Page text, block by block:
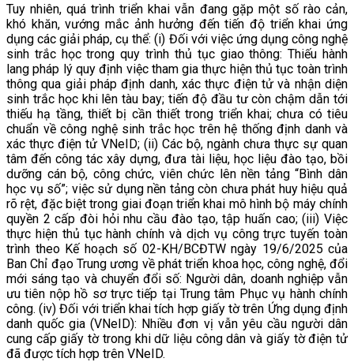
Tuy nhiên, quá trình triển khai vẫn đang gặp một số rào cản,
khó khăn, vướng mắc ảnh hưởng đến tiến độ triển khai ứng
dụng các giải pháp, cụ thể: (i) Đối với việc ứng dụng công nghệ
sinh trắc học trong quy trình thủ tục giao thông: Thiếu hành
lang pháp lý quy định việc tham gia thực hiện thủ tục toàn trình
thông qua giải pháp định danh, xác thực điện tử và nhận diện
sinh trắc học khi lên tàu bay; tiến độ đầu tư còn chậm dẫn tới
thiếu hạ tầng, thiết bị cần thiết trong triển khai; chưa có tiêu
chuẩn về công nghệ sinh trắc học trên hệ thống định danh và
xác thực điện tử VNeID; (ii) Các bộ, ngành chưa thực sự quan
tâm đến công tác xây dựng, đưa tài liệu, học liệu đào tạo, bồi
dưỡng cán bộ, công chức, viên chức lên nền tảng “Bình dân
học vụ số”; việc sử dụng nền tảng còn chưa phát huy hiệu quả
rõ rệt, đặc biệt trong giai đoạn triển khai mô hình bộ máy chính
quyền 2 cấp đòi hỏi nhu cầu đào tạo, tập huấn cao; (iii) Việc
thực hiện thủ tục hành chính và dịch vụ công trực tuyến toàn
trình theo Kế hoạch số 02-KH/BCĐTW ngày 19/6/2025 của
Ban Chỉ đạo Trung ương về phát triển khoa học, công nghệ, đổi
mới sáng tạo và chuyển đổi số: Người dân, doanh nghiệp vẫn
ưu tiên nộp hồ sơ trực tiếp tại Trung tâm Phục vụ hành chính
công. (iv) Đối với triển khai tích hợp giấy tờ trên Ứng dụng định
danh quốc gia (VNeID): Nhiều đơn vị vẫn yêu cầu người dân
cung cấp giấy tờ trong khi dữ liệu công dân và giấy tờ điện tử
đã được tích hợp trên VNeID.